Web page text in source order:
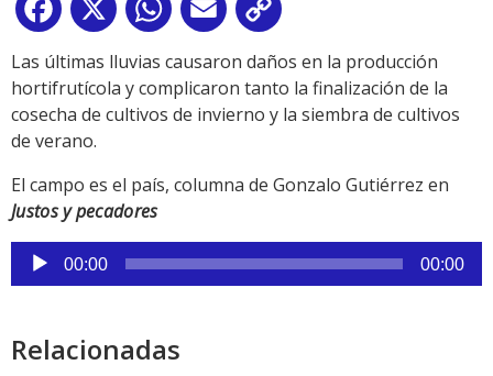
Facebook
X WhatsApp
Email
Link
Las últimas lluvias causaron daños en la producción
hortifrutícola y complicaron tanto la finalización de la
cosecha de cultivos de invierno y la siembra de cultivos
de verano.
El campo es el país, columna de Gonzalo Gutiérrez en
Justos y pecadores
Reproductor
de
00:00 00:00
Relacionadas